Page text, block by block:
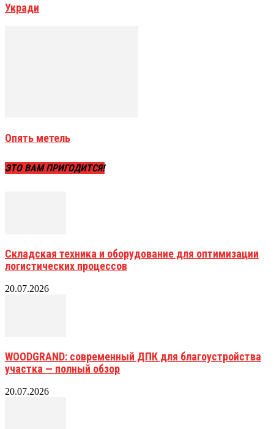
Укради
Опять метель
ЭТО ВАМ ПРИГОДИТСЯ!
Складская техника и оборудование для оптимизации
логистических процессов
20.07.2026
WOODGRAND: современный ДПК для благоустройства
участка — полный обзор
20.07.2026